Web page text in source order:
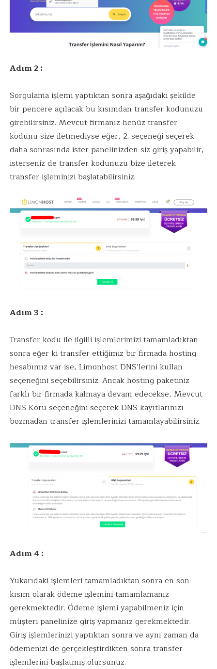
Adım 2 :
Sorgulama işlemi yaptıktan sonra aşağıdaki şekilde
bir pencere açılacak bu kısımdan transfer kodunuzu
girebilirsiniz. Mevcut firmanız henüz transfer
kodunu size iletmediyse eğer, 2. seçeneği seçerek
daha sonrasında ister panelinizden siz giriş yapabilir,
isterseniz de transfer kodunuzu bize ileterek
transfer işleminizi başlatabilirsiniz.
Adım 3 :
Transfer kodu ile ilgilli işlemlerimizi tamamladıktan
sonra eğer ki transfer ettiğimiz bir firmada hosting
hesabımız var ise, Limonhost DNS’lerini kullan
seçeneğini seçebilirsiniz. Ancak hosting paketiniz
farklı bir firmada kalmaya devam edecekse, Mevcut
DNS Koru seçeneğini seçerek DNS kayıtlarınızı
bozmadan transfer işlemlerinizi tamamlayabilirsiniz.
Adım 4 :
Yukarıdaki işlemleri tamamladıktan sonra en son
kısım olarak ödeme işlemini tamamlamanız
gerekmektedir. Ödeme işlemi yapabilmeniz için
müşteri panelinize giriş yapmanız gerekmektedir.
Giriş işlemlerinizi yaptıktan sonra ve aynı zaman da
ödemenizi de gerçekleştirdikten sonra transfer
işlemlerini başlatmış olursunuz.